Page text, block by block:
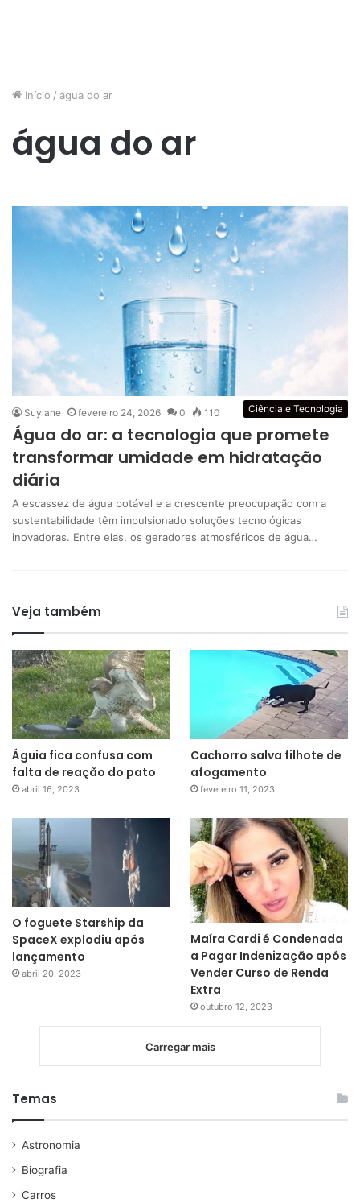
Início / água do ar
água do ar
Ciência e Tecnologia
Suylane fevereiro 24, 2026 0 110
Água do ar: a tecnologia que promete
transformar umidade em hidratação
diária
A escassez de água potável e a crescente preocupação com a
sustentabilidade têm impulsionado soluções tecnológicas
inovadoras. Entre elas, os geradores atmosféricos de água…
Veja também
Águia fica confusa com
falta de reação do pato
abril 16, 2023
Cachorro salva filhote de
afogamento
fevereiro 11, 2023
O foguete Starship da
SpaceX explodiu após
lançamento
abril 20, 2023
Maíra Cardi é Condenada
a Pagar Indenização após
Vender Curso de Renda
Extra
outubro 12, 2023
Carregar mais
Temas
Astronomia
Biografia
Carros